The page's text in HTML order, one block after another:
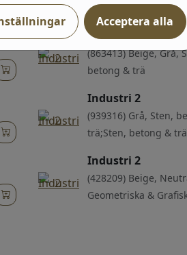
(429275) Blå,
Industri 2
(863413) Beige, Grå,
betong & trä
Industri 2
(939316) Grå, Sten,
trä;Sten, betong & trä
Industri 2
(428209) Beige,
Geometriska &
Acceptera alla